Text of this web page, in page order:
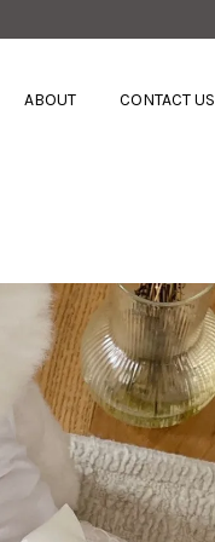
ABOUT CONTACT US